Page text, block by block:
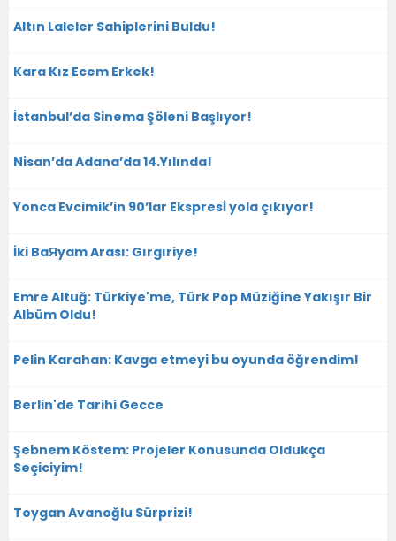
Altın Laleler Sahiplerini Buldu!
Kara Kız Ecem Erkek!
İstanbul’da Sinema Şöleni Başlıyor!
Nisan’da Adana’da 14.Yılında!
Yonca Evcimik’in 90’lar Ekspresİ yola çıkıyor!
İki BaЯyam Arası: Gırgıriye!
Emre Altuğ: Türkiye'me, Türk Pop Müziğine Yakışır Bir
Albüm Oldu!
Pelin Karahan: Kavga etmeyi bu oyunda öğrendim!
Berlin'de Tarihi Gecce
Şebnem Köstem: Projeler Konusunda Oldukça
Seçiciyim!
Toygan Avanoğlu Sürprizi!